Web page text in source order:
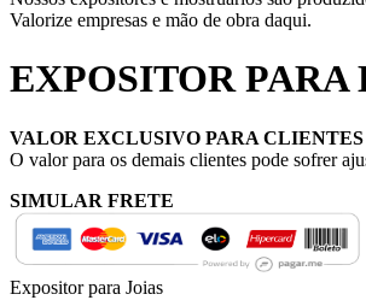
Valorize empresas e mão de obra daqui.
EXPOSITOR
VALOR EXCLUSIVO PARA
O valor para os demais clientes pode sofrer
SIMULAR FRETE
Expositor para Joias